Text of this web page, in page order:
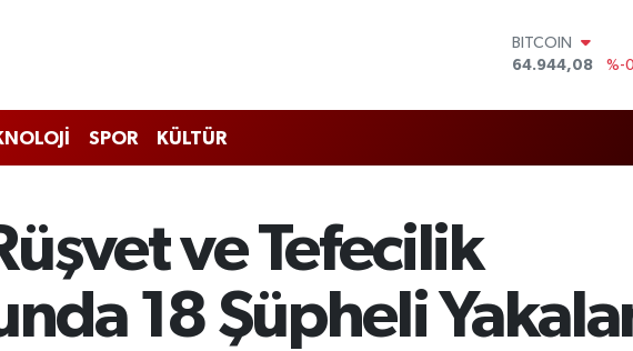
64.944,08
DOLAR
EURO
SPOR KÜLTÜR
ve Tefecilik
18 Şüpheli